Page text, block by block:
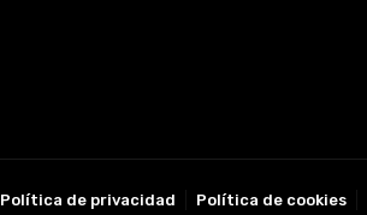
Política de privacidad Política de cookies